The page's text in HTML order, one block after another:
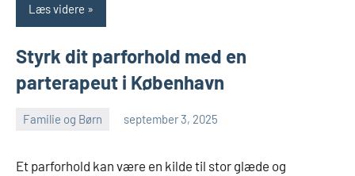
Læs videre
Styrk dit parforhold med en
parterapeut i København
Familie og Børn september 3, 2025
Et parforhold kan være en kilde til stor glæde og